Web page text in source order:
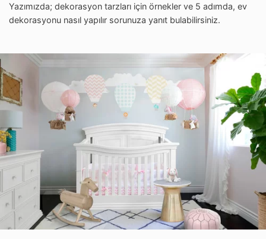
Yazımızda; dekorasyon tarzları için örnekler ve 5 adımda, ev
dekorasyonu nasıl yapılır sorunuza yanıt bulabilirsiniz.